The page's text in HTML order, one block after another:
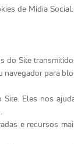
de Mídia
do Site
para
Eles nos
e recursos